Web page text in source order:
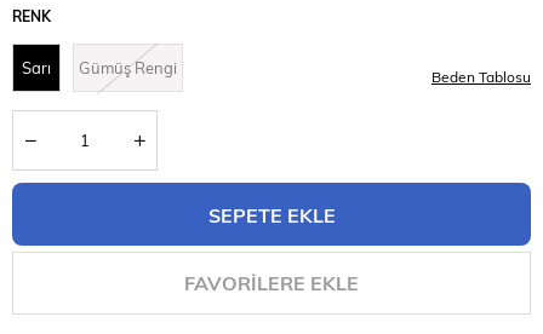
RENK
Sarı Gümüş Rengi Beden Tablosu
FAVORILERE EKLE